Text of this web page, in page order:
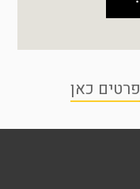
פרטים כאן